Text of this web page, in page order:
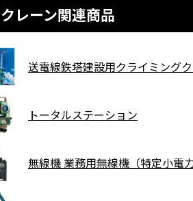
クレーン関連商品
送電線鉄塔建設用クライミング
トータルステーション
無線機 業務用無線機（特定小電力